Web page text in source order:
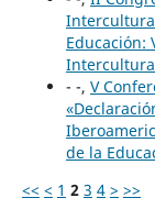
Educación:
- -, V
de la
<< < 1 2 3 4 > >>